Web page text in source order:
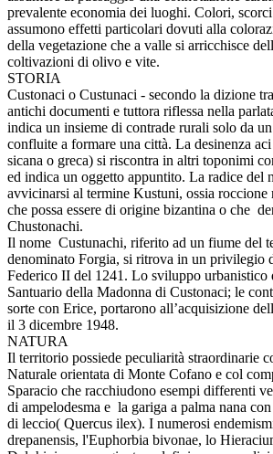
prevalente economia dei luoghi. Colori,
assumono effetti particolari dovuti alla
della vegetazione che a valle si arricchisce
coltivazioni di olivo e vite.
STORIA
Custonaci o Custunaci - secondo la dizione
antichi documenti e tuttora riflessa nella
indica un insieme di contrade rurali solo da
confluite a formare una città. La desinenza
sicana o greca) si riscontra in altri toponimi
ed indica un oggetto appuntito. La radice del
avvicinarsi al termine Kustuni, ossia
che possa essere di origine bizantina o che
Chustonachi.
Il nome Custunachi, riferito ad un fiume del
denominato Forgia, si ritrova in un privilegio
Federico II del 1241. Lo sviluppo urbanistico
Santuario della Madonna di Custonaci; le
sorte con Erice, portarono all’acquisizione
il 3 dicembre 1948.
NATURA
Il territorio possiede peculiarità straordinarie
Naturale orientata di Monte Cofano e col
Sparacio che racchiudono esempi differenti
di ampelodesma e la gariga a palma nana
di leccio( Quercus ilex). I numerosi
drepanensis, l'Euphorbia bivonae, lo